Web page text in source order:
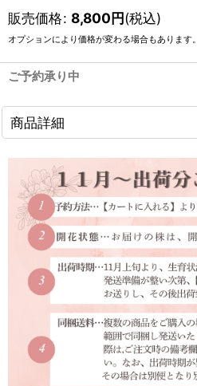
販売価格: 8,800円(税込)
オプションにより価格が変わる場合もあります。
ご予約承り中
商品詳細